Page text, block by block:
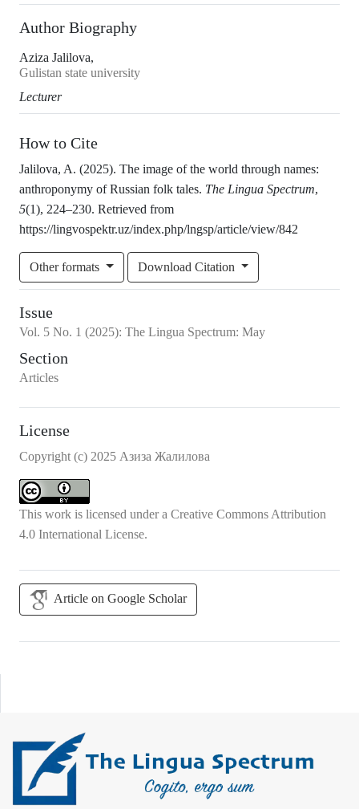
Author Biography
Aziza Jalilova,
Gulistan state university
Lecturer
How to Cite
Jalilova, A. (2025). The image of the world through names:
anthroponymy of Russian folk tales. The Lingua Spectrum,
5(1), 224–230. Retrieved from
https://lingvospektr.uz/index.php/lngsp/article/view/842
Other formats Download Citation
Issue
Vol. 5 No. 1 (2025): The Lingua Spectrum: May
Section
Articles
License
Copyright (c) 2025 Азиза Жалилова
This work is licensed under a Creative Commons Attribution
4.0 International License.
Article on Google Scholar